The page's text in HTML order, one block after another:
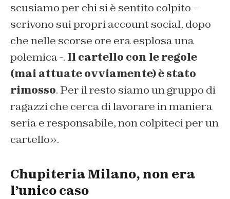
scusiamo per chi si è sentito colpito –
scrivono sui propri account social, dopo
che nelle scorse ore era esplosa una
polemica -. Il cartello con le regole
(mai attuate ovviamente) è stato
rimosso. Per il resto siamo un gruppo di
ragazzi che cerca di lavorare in maniera
seria e responsabile, non colpiteci per un
cartello».
Chupiteria Milano, non era
l’unico caso